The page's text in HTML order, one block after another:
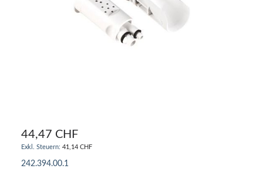
44,47 CHF
41,14 CHF
242.394.00.1